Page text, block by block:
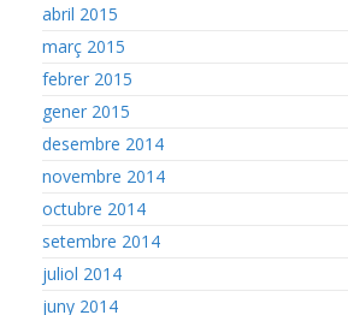
abril 2015
març 2015
febrer 2015
gener 2015
desembre 2014
novembre 2014
octubre 2014
setembre 2014
juliol 2014
juny 2014